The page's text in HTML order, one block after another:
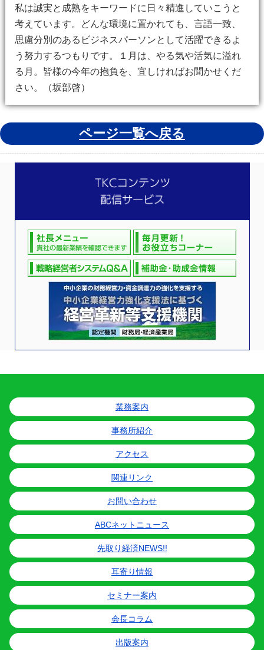
私は誠実と成熟をキーワードに日々精進していこうと
考えています。どんな環境に置かれても、言語一致、
思慮分別のあるビジネスパーソンとして活躍できるよ
う努力するつもりです。１月は、やる気や活気に溢れ
る月。皆様の今年の抱負を、宜しければお聞かせくだ
さい。（坂部啓）
ページ一覧へ戻る
業務案内
事務所紹介
アクセス
関連リンク
お問い合わせ
ABCネットニュース
先取り経済NEWS!!
耳寄り情報
セミナー案内
会長コラム
出版案内